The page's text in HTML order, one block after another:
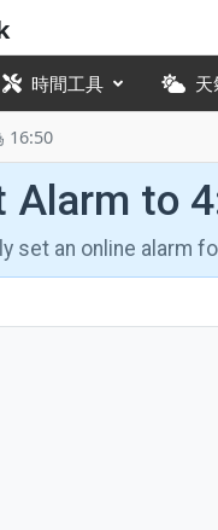
時間工具 天
16:50
Alarm to
set an online alarm